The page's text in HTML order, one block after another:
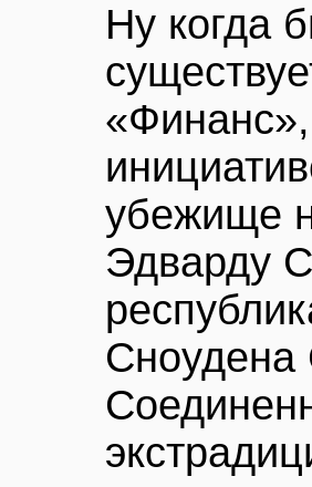
Ну когда
убежище
Эдварду
Сноудена